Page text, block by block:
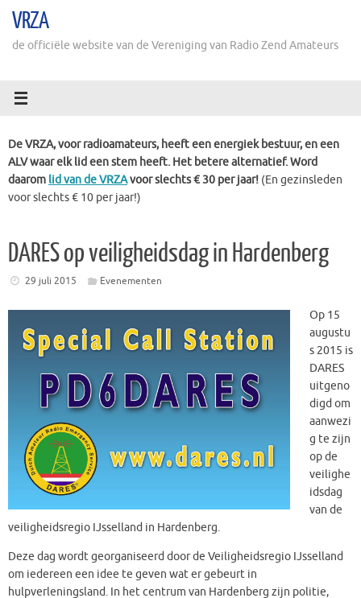
naarVRZA
de officiële website van de Vereniging van Radio Zend Amateurs
De VRZA, voor radioamateurs, heeft een energiek bestuur, en een
ALV waar elk lid een stem heeft. Het betere alternatief. Word
daarom lid van de VRZAvoor slechts € 30 per jaar! (En gezinsleden
voor slechts € 10 per jaar!)
DARES op veiligheidsdag in Hardenberg
29 juli 2015 Evenementen
Op 15
augustu
s 2015 is
DARES
uitgeno
digd om
aanwezi
g te zijn
op de
veilighe
idsdag
van de
veiligheidsregio IJsselland in Hardenberg.
Deze dag wordt georganiseerd door de Veiligheidsregio IJsselland
om iedereen een idee te geven wat er gebeurt in
hulpverleningsland. In het centrum van Hardenberg zijn politie,